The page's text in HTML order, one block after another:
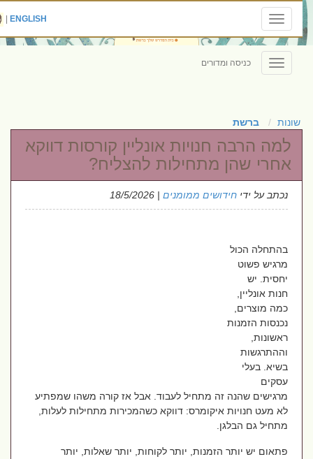
Toggle
navigation
ENGLISH
|
Toggle
navigation
כניסה ומדורים
שונות ברשת
למה הרבה חנויות אונליין קורסות דווקא
אחרי שהן מתחילות להצליח?
נכתב על ידיחידושים ממומנים| 18/5/2026
בהתחלה הכול
מרגיש פשוט
יחסית. יש
חנות אונליין,
כמה מוצרים,
נכנסות הזמנות
ראשונות,
וההתרגשות
בשיא. בעלי
עסקים
מרגישים שהנה זה מתחיל לעבוד. אבל אז קורה משהו שמפתיע
לא מעט חנויות איקומרס: דווקא כשהמכירות מתחילות לעלות,
מתחיל גם הבלגן.
פתאום יש יותר הזמנות, יותר לקוחות, יותר שאלות, יותר